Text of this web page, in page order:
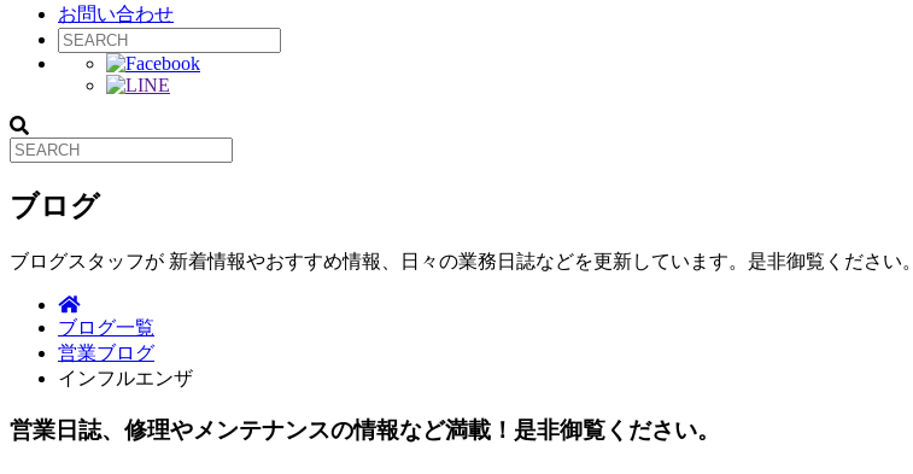
お問い合わせ
ブログ
ブログスタッフが 新着情報やおすすめ情報、日々の業務日誌などを更新しています。是非御覧ください。
ブログ一覧
営業ブログ
インフルエンザ
営業日誌、修理やメンテナンスの情報など満載！是非御覧ください。